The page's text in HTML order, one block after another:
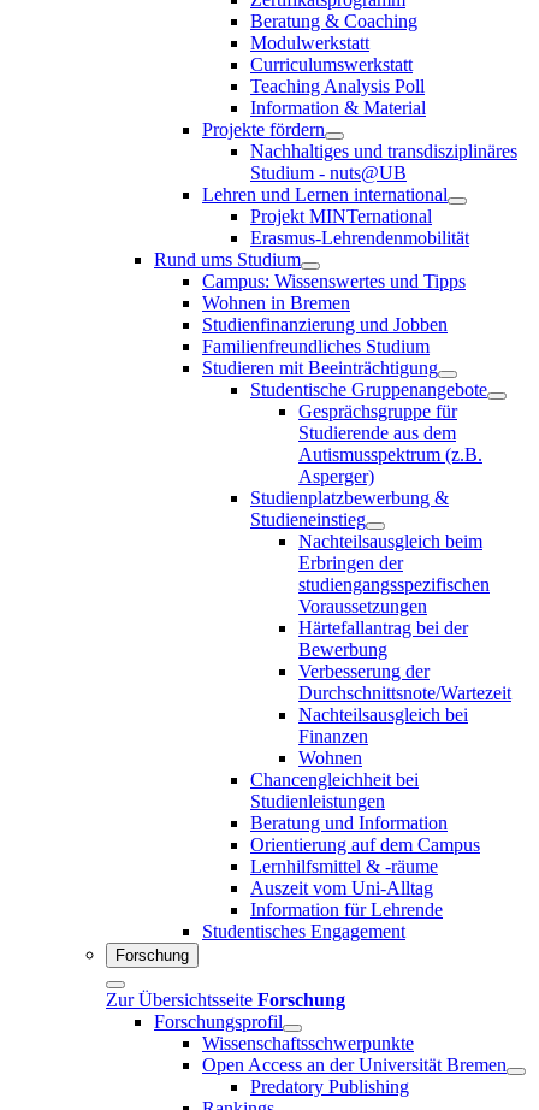
Beratung & Coaching
Modulwerkstatt
Curriculumswerkstatt
Teaching Analysis Poll
Information & Material
Projekte fördern
Nachhaltiges und transdisziplinäres
Studium - nuts@UB
Lehren und Lernen international
Projekt MINTernational
Erasmus-Lehrendenmobilität
Rund ums Studium
Campus: Wissenswertes und Tipps
Wohnen in Bremen
Studienfinanzierung und Jobben
Familienfreundliches Studium
Studieren mit Beeinträchtigung
Studentische Gruppenangebote
Gesprächsgruppe für
Studierende aus dem
Autismusspektrum (z.B.
Asperger)
Studienplatzbewerbung &
Studieneinstieg
Nachteilsausgleich beim
Erbringen der
studiengangsspezifischen
Voraussetzungen
Härtefallantrag bei der
Bewerbung
Verbesserung der
Durchschnittsnote/Wartezeit
Nachteilsausgleich bei
Finanzen
Wohnen
Chancengleichheit bei
Studienleistungen
Beratung und Information
Orientierung auf dem Campus
Lernhilfsmittel & -räume
Auszeit vom Uni-Alltag
Information für Lehrende
Studentisches Engagement
Forschung
Zur Übersichtsseite Forschung
Forschungsprofil
Wissenschaftsschwerpunkte
Open Access an der Universität Bremen
Predatory Publishing